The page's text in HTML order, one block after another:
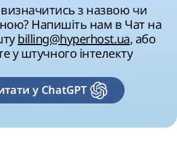
з назвою чи
Напишіть нам в Чат на
billing@hyperhost.ua, або
у штучного інтелекту
у ChatGPT